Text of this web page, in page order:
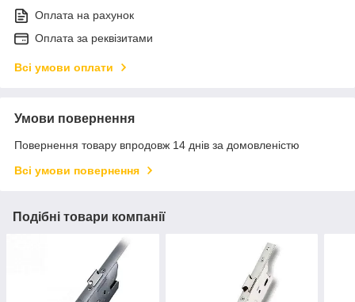
Оплата на рахунок
Оплата за реквізитами
Всі умови оплати
Умови повернення
Повернення товару впродовж 14 днів за домовленістю
Всі умови повернення
Подібні товари компанії